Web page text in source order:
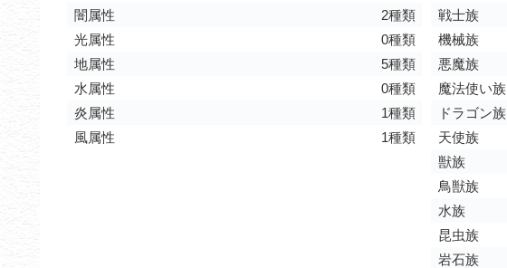
闇属性
2種類
光属性
0種類
地属性
5種類
水属性
0種類
炎属性
1種類
風属性
1種類
戦士族
機械族
悪魔族
魔法使い族
ドラゴン族
天使族
獣族
鳥獣族
水族
昆虫族
岩石族